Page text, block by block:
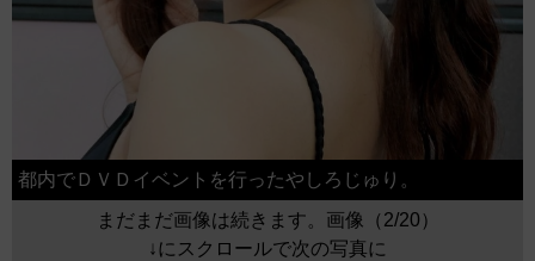
都内でＤＶＤイベントを行ったやしろじゅり。
まだまだ画像は続きます。画像（2/20）
↓にスクロールで次の写真に